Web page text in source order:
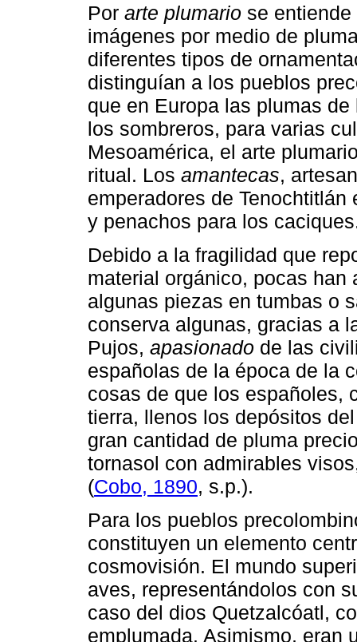
Por arte plumario se
imágenes por medio de
diferentes tipos de
distinguían a los pueblos
que en Europa las plumas
los sombreros, para varias
Mesoamérica, el arte
ritual. Los amantecas,
emperadores de
y penachos para los
Debido a la fragilidad que
material orgánico, pocas
algunas piezas en tumbas o
conserva algunas, gracias a
Pujos, apasionado de las
españolas de la época de la
cosas de que los españoles,
tierra, llenos los depósitos
gran cantidad de pluma
tornasol con admirables
(Cobo, 1890, s.p.).
Para los pueblos
constituyen un elemento
cosmovisión. El mundo
aves, representándolos con
caso del dios Quetzalcóatl,
emplumada. Asimismo, eran